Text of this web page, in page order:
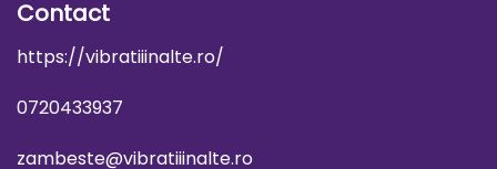
Contact
https://vibratiiinalte.ro/
0720433937
zambeste@vibratiiinalte.ro